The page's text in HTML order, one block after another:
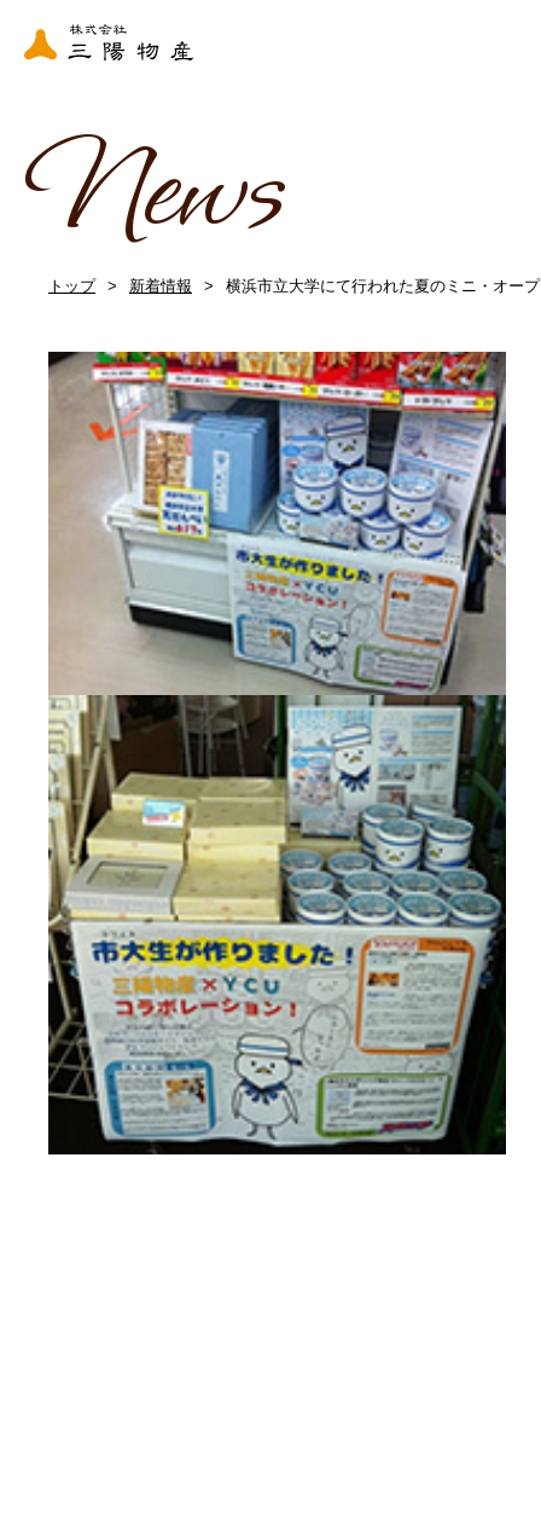
News
トップ 新着情報 横浜市立大学にて行われた夏のミニ・オー